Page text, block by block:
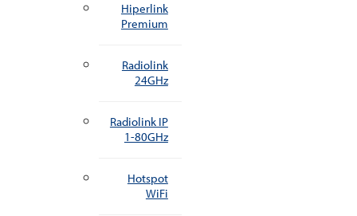
Hiperlink
Premium
Radiolink
24GHz
Radiolink IP
1-80GHz
Hotspot
WiFi